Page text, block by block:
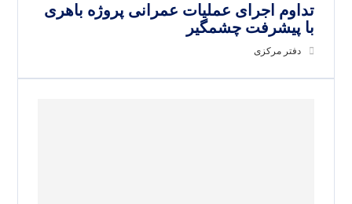
تداوم اجرای عملیات عمرانی پروژه باهری
با پیشرفت چشمگیر
دفتر مرکزی